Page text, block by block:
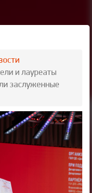
и лауреаты
заслуженные